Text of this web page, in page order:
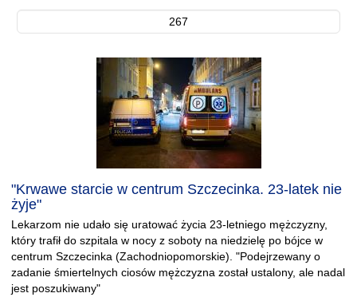
267
"Krwawe starcie w centrum Szczecinka. 23-latek nie
żyje"
Lekarzom nie udało się uratować życia 23-letniego mężczyzny,
który trafił do szpitala w nocy z soboty na niedzielę po bójce w
centrum Szczecinka (Zachodniopomorskie). "Podejrzewany o
zadanie śmiertelnych ciosów mężczyzna został ustalony, ale nadal
jest poszukiwany"